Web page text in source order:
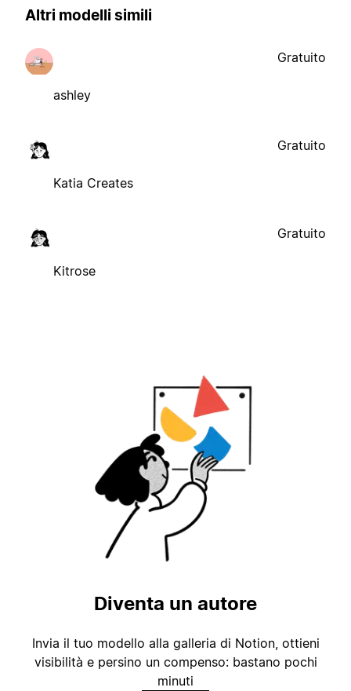
Altri modelli simili
ashley
Gratuito
Katia Creates
Gratuito
Kitrose
Gratuito
Diventa un autore
Invia il tuo modello alla galleria di Notion, ottieni
visibilità e persino un compenso: bastano pochi
minuti